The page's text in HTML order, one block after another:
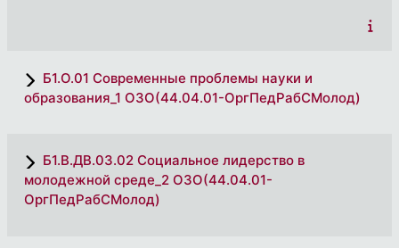
Б1.О.01 Современные проблемы науки и
образования_1 ОЗО(44.04.01-ОргПедРабСМолод)
Б1.В.ДВ.03.02 Социальное лидерство в
молодежной среде_2 ОЗО(44.04.01-
ОргПедРабСМолод)